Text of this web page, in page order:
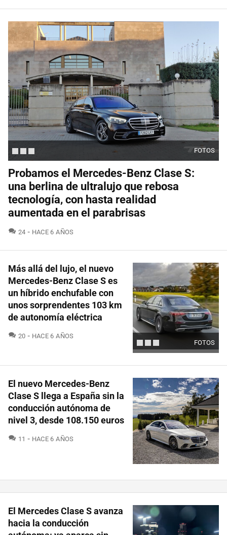
FOTOS
Probamos el Mercedes-Benz Clase S:
una berlina de ultralujo que rebosa
tecnología, con hasta realidad
aumentada en el parabrisas
24 COMENTARIOS
HACE 6 AÑOS
FOTOS
Más allá del lujo, el nuevo
Mercedes-Benz Clase S es
un híbrido enchufable con
unos sorprendentes 103 km
de autonomía eléctrica
20 COMENTARIOS
HACE 6 AÑOS
El nuevo Mercedes-Benz
Clase S llega a España sin la
conducción autónoma de
nivel 3, desde 108.150 euros
11 COMENTARIOS
HACE 6 AÑOS
El Mercedes Clase S avanza
hacia la conducción